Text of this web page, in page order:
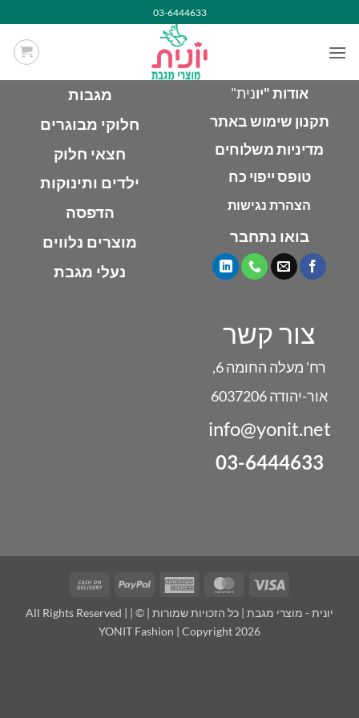
to
content
03-6444633
אודות "יונית"
תקנון שימוש באתר
מדיניות משלוחים
טופס ייפוי כח
הצהרת נגישות
בואו נתחבר
מגבות
חלוקי מבוגרים
חצאי חלוק
ילדים ותינוקות
הדפסה
מוצרים נלווים
נעלי מגבת
צור קשר
רח' מעלה החומה 6,
אור-יהודה 6037206
info@yonit.net
03-6444633
Visa
MasterCard
American
PayPal
Delivery
יונית - מוצרי מגבת | כל הזכויות שמורות | © | All Rights Reserved |
YONIT Fashion | Copyright 2026